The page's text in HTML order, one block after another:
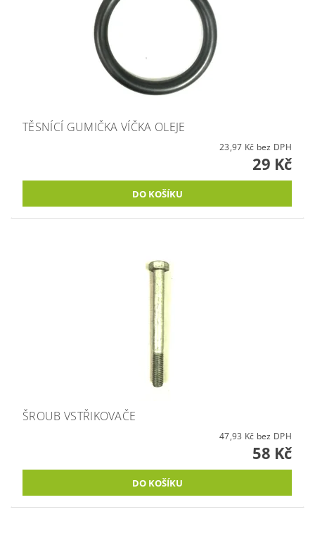
TĚSNÍCÍ GUMIČKA VÍČKA OLEJE
23,97 Kč bez DPH
29 Kč
ŠROUB VSTŘIKOVAČE
47,93 Kč bez DPH
58 Kč